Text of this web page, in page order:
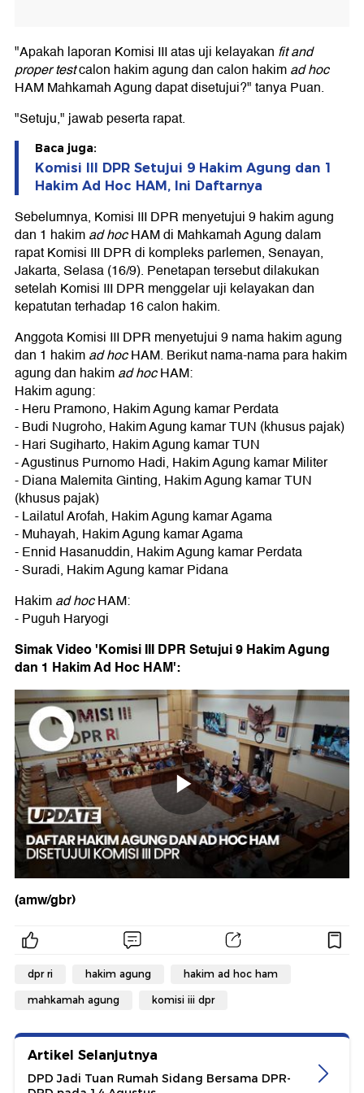
"Apakah laporan Komisi III atas uji kelayakan fit and
proper testcalon hakim agung dan calon hakimad hoc
HAM Mahkamah Agung dapat disetujui?" tanya Puan.
"Setuju," jawab peserta rapat.
Baca juga:
Komisi III DPR Setujui 9 Hakim Agung dan 1
Hakim Ad Hoc HAM, Ini Daftarnya
Sebelumnya, Komisi III DPR menyetujui 9 hakim agung
dan 1 hakimad hocHAM di Mahkamah Agung dalam
rapat Komisi III DPR di kompleks parlemen, Senayan,
Jakarta, Selasa (16/9). Penetapan tersebut dilakukan
setelah Komisi III DPR menggelar uji kelayakan dan
kepatutan terhadap 16 calon hakim.
Anggota Komisi III DPR menyetujui 9 nama hakim agung
dan 1 hakimad hocHAM. Berikut nama-nama para hakim
agung dan hakimad hocHAM:
Hakim agung:
- Heru Pramono, Hakim Agung kamar Perdata
- Budi Nugroho, Hakim Agung kamar TUN (khusus pajak)
- Hari Sugiharto, Hakim Agung kamar TUN
- Agustinus Purnomo Hadi, Hakim Agung kamar Militer
- Diana Malemita Ginting, Hakim Agung kamar TUN
(khusus pajak)
- Lailatul Arofah, Hakim Agung kamar Agama
- Muhayah, Hakim Agung kamar Agama
- Ennid Hasanuddin, Hakim Agung kamar Perdata
- Suradi, Hakim Agung kamar Pidana
Hakimad hocHAM:
- Puguh Haryogi
Simak Video 'Komisi III DPR Setujui 9 Hakim Agung
dan 1 Hakim Ad Hoc HAM':
(amw/gbr)
dpr ri hakim agung hakim ad hoc ham
mahkamah agung komisi iii dpr
Artikel Selanjutnya
DPD Jadi Tuan Rumah Sidang Bersama DPR-